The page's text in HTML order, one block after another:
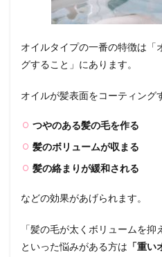
オイルタイプの一番の特徴は「
グすること」にあります。
オイルが髪表面をコーティング
つやのある髪の毛を作る
髪のボリュームが収まる
髪の絡まりが緩和される
などの効果があげられます。
「髪の毛が太くボリュームを抑
といった悩みがある方は 「重い